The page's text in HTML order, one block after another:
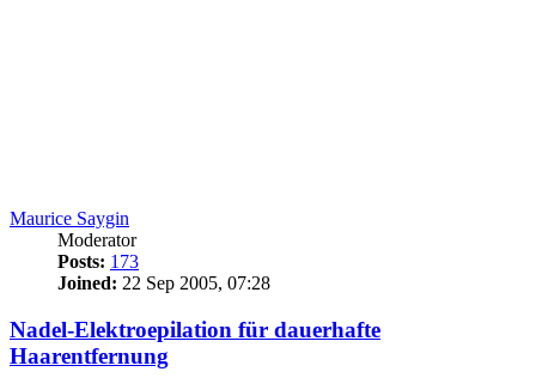
Maurice Saygin
Moderator
Posts: 173
Joined: 22 Sep 2005, 07:28
Nadel-Elektroepilation für dauerhafte
Haarentfernung